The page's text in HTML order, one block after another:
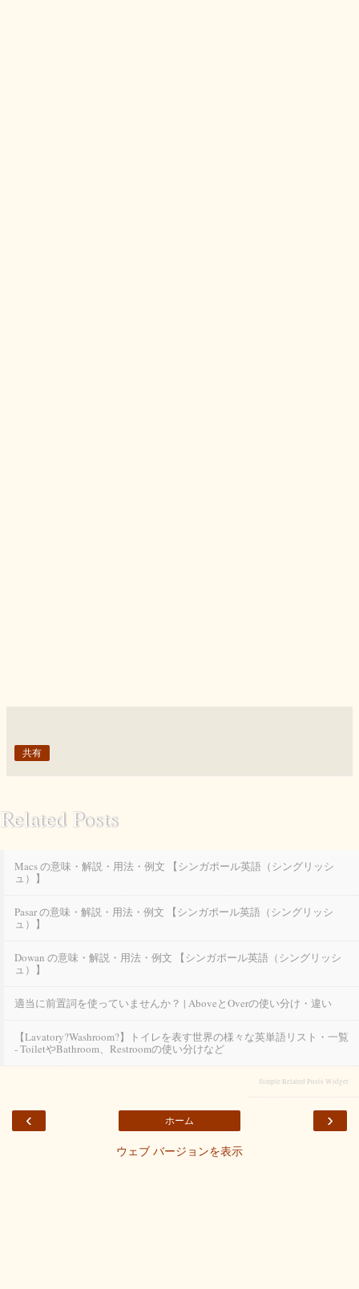
共有
Related Posts
Macs の意味・解説・用法・例文 【シンガポール英語（シングリッシ
ュ）】
Pasar の意味・解説・用法・例文 【シンガポール英語（シングリッシ
ュ）】
Dowan の意味・解説・用法・例文 【シンガポール英語（シングリッシ
ュ）】
適当に前置詞を使っていませんか？ | Aboveとoverの使い分け・違い
【lavatory?washroom?】トイレを表す世界の様々な英単語リスト・一覧
- Toiletやbathroom、restroomの使い分けなど
Simple Related Posts Widget
‹ ›
ホーム
ウェブ バージョンを表示